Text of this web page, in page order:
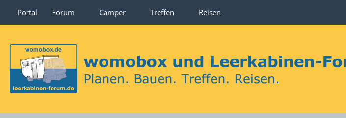
Portal Forum Camper Treffen Reisen